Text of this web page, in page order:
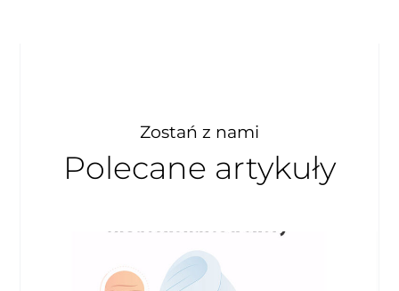
Zostań z nami
Polecane artykuły